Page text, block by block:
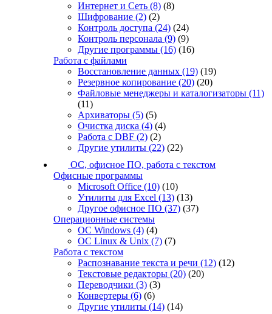
Интернет и Сеть (8) (8)
Шифрование (2) (2)
Контроль доступа (24) (24)
Контроль персонала (9) (9)
Другие программы (16) (16)
Работа с файлами
Восстановление данных (19) (19)
Резервное копирование (20) (20)
Файловые менеджеры и каталогизаторы (11)
(11)
Архиваторы (5) (5)
Очистка диска (4) (4)
Работа с DBF (2) (2)
Другие утилиты (22) (22)
ОС, офисное ПО, работа с текстом
Офисные программы
Microsoft Office (10) (10)
Утилиты для Excel (13) (13)
Другое офисное ПО (37) (37)
Операционные системы
ОС Windows (4) (4)
ОС Linux & Unix (7) (7)
Работа с текстом
Распознавание текста и речи (12) (12)
Текстовые редакторы (20) (20)
Переводчики (3) (3)
Конвертеры (6) (6)
Другие утилиты (14) (14)